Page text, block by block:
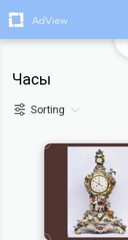
AdView
Часы
Sorting